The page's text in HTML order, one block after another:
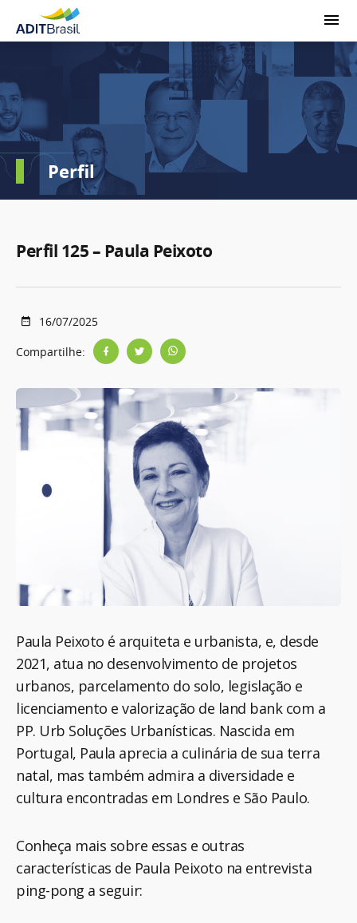
Perfil
Perfil 125 – Paula Peixoto
16/07/2025
Compartilhe:
Paula Peixoto é arquiteta e urbanista, e, desde
2021, atua no desenvolvimento de projetos
urbanos, parcelamento do solo, legislação e
licenciamento e valorização de land bank com a
PP. Urb Soluções Urbanísticas. Nascida em
Portugal, Paula aprecia a culinária de sua terra
natal, mas também admira a diversidade e
cultura encontradas em Londres e São Paulo.
Conheça mais sobre essas e outras
características de Paula Peixoto na entrevista
ping-pong a seguir: